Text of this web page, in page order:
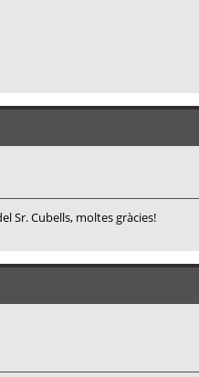
Sr. Cubells, moltes gràcies!